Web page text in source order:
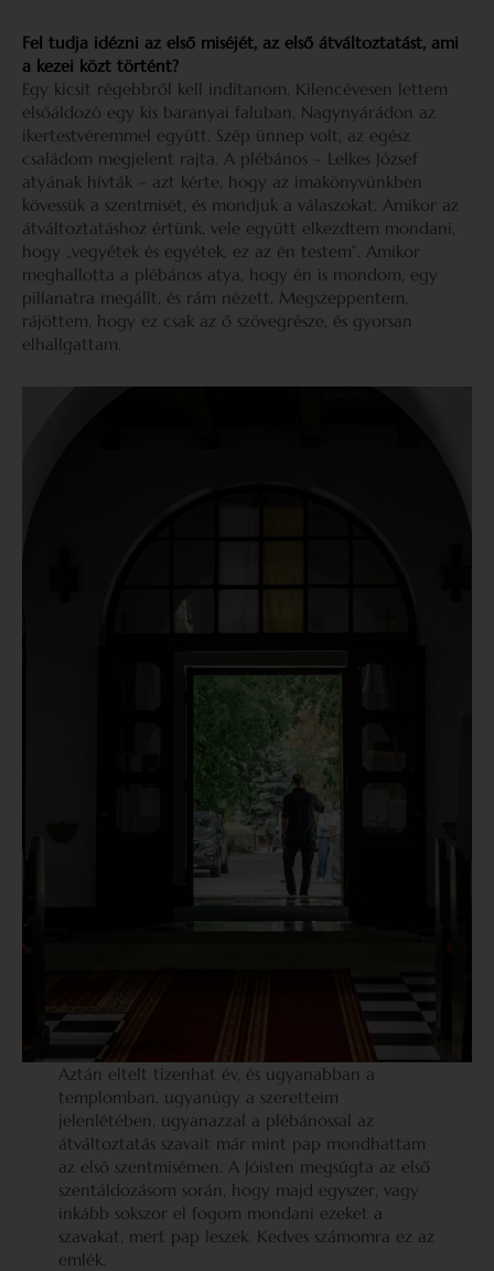
Fel tudja idézni az első miséjét, az első átváltoztatást, ami
a kezei közt történt?
Egy kicsit régebbről kell indítanom. Kilencévesen lettem
elsőáldozó egy kis baranyai faluban, Nagynyárádon az
ikertestvéremmel együtt. Szép ünnep volt, az egész
családom megjelent rajta. A plébános – Lelkes József
atyának hívták – azt kérte, hogy az imakönyvünkben
kövessük a szentmisét, és mondjuk a válaszokat. Amikor az
átváltoztatáshoz értünk, vele együtt elkezdtem mondani,
hogy „vegyétek és egyétek, ez az én testem”. Amikor
meghallotta a plébános atya, hogy én is mondom, egy
pillanatra megállt, és rám nézett. Megszeppentem,
rájöttem, hogy ez csak az ő szövegrésze, és gyorsan
elhallgattam.
Aztán eltelt tizenhat év, és ugyanabban a
templomban, ugyanúgy a szeretteim
jelenlétében, ugyanazzal a plébánossal az
átváltoztatás szavait már mint pap mondhattam
az első szentmisémen. A Jóisten megsúgta az első
szentáldozásom során, hogy majd egyszer, vagy
inkább sokszor el fogom mondani ezeket a
szavakat, mert pap leszek. Kedves számomra ez az
emlék.